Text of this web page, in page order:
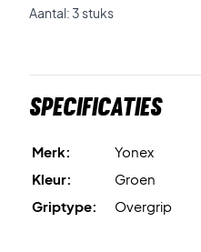
Aantal: 3 stuks
Specificaties
Merk:
Yonex
Kleur:
Groen
Griptype:
Overgrip